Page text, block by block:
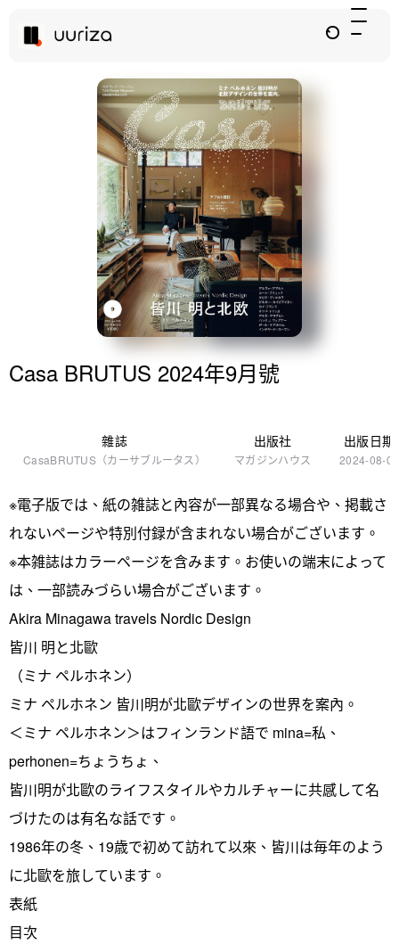
Casa BRUTUS 2024年9月號
雜誌
CasaBRUTUS（カーサブルータス）
出版社
マガジンハウス
出版日期
2024-08-08
※電子版では、紙の雑誌と內容が一部異なる場合や、掲載さ
れないページや特別付録が含まれない場合がございます。
※本雑誌はカラーページを含みます。お使いの端末によって
は、一部読みづらい場合がございます。
Akira Minagawa travels Nordic Design
皆川 明と北歐
（ミナ ペルホネン）
ミナ ペルホネン 皆川明が北歐デザインの世界を案內。
＜ミナ ペルホネン＞はフィンランド語で mina=私、
perhonen=ちょうちょ、
皆川明が北歐のライフスタイルやカルチャーに共感して名
づけたのは有名な話です。
1986年の冬、19歳で初めて訪れて以來、皆川は毎年のよう
に北歐を旅しています。
表紙
目次